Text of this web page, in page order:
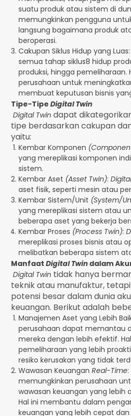
suatu produk atau sistem di
memungkinkan pengguna
langsung bagaimana produk
beroperasi.
Cakupan Siklus Hidup yang
semua tahap siklus8 hidup
produksi, hingga pemeliharaan.
perusahaan untuk
membuat keputusan bisnis
Tipe-TipeDigital Twin
Digital Twindapat
tipe berdasarkan cakupan
yaitu:
Kembar Komponen
yang mereplikasi komponen
sistem.
Kembar Aset (Asset Twin):
aset fisik, seperti mesin atau
Kembar Sistem/Unit (System/
yang mereplikasi sistem atau
beberapa aset yang bekerja
Kembar Proses (Process Twin):
mereplikasi proses bisnis atau
melibatkan beberapa sistem
ManfaatDigital Twin dalam
Digital Twin tidak hanya
teknik atau manufaktur,
potensi besar dalam dunia
keuangan. Berikut adalah
Manajemen Aset yang Lebih
perusahaan dapat memantau
mereka dengan lebih efektif.
pemeliharaan yang lebih
resiko kerusakan yang tidak
Wawasan KeuanganReal-Time:
memungkinkan perusahaan
wawasan keuangan yang lebih
Hal ini membantu dalam
keuangan yang lebih cepat